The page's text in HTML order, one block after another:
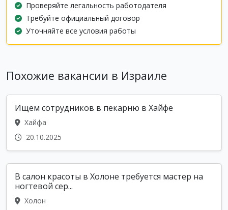
Проверяйте легальность работодателя
Требуйте официальный договор
Уточняйте все условия работы
Похожие вакансии в Израиле
Ищем сотрудников в пекарню в Хайфе
Хайфа
20.10.2025
В салон красоты в Холоне требуется мастер на
ногтевой сер...
Холон